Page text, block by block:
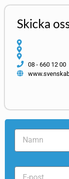
Skicka
08 - 660 12 00